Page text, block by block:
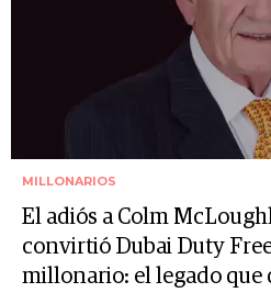
MILLONARIOS
El adiós a Colm
convirtió Dubai Duty
millonario: el legado que